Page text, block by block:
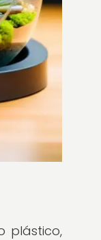
plástico,